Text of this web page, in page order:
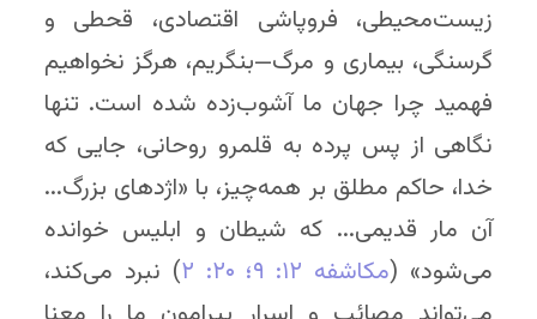
زیست‌محیطی، فروپاشی اقتصادی، قحطی و
گرسنگی، بیماری و مرگ—بنگریم، هرگز نخواهیم
فهمید چرا جهان ما آشوب‌زده شده است. تنها
نگاهی از پس پرده به قلمرو روحانی، جایی که
خدا، حاکم مطلق بر همه‌چیز، با «اژدهای بزرگ...
آن مار قدیمی... که شیطان و ابلیس خوانده
می‌شود» (مکاشفه ۱۲: ۹ ؛ ۲۰: ۲
) نبرد می‌کند،